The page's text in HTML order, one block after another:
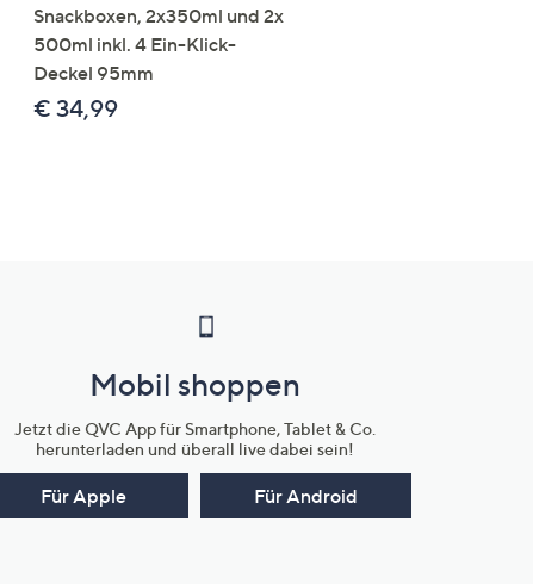
Snackboxen, 2x350ml und 2x
500ml inkl. 4 Ein-Klick-
Deckel 95mm
€ 34,99
Mobil shoppen
Jetzt die QVC App für Smartphone, Tablet & Co.
herunterladen und überall live dabei sein!
Für Apple Für Android